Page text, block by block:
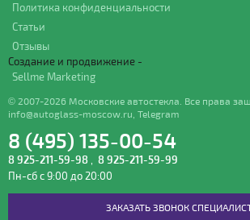
Политика конфиденциальности
Статьи
Отзывы
Создание и продвижение -
Sellme Marketing
© 2007-2026 Московские автостекла. Все права
info@autoglass-moscow.ru Telegram
8 (495) 135-00-54
8 925-211-59-98 , 8 925-211-59-99
Пн-сб с 9:00 до 20:00
ЗАКАЗАТЬ ЗВОНОК